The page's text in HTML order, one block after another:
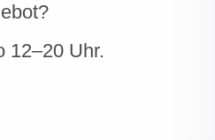
12–20 Uhr.